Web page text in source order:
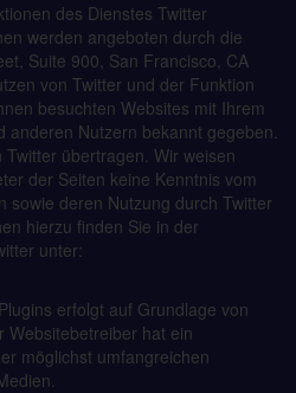
des Dienstes Twitter
werden angeboten durch die
Suite 900, San Francisco, CA
von Twitter und der Funktion
besuchten Websites mit Ihrem
anderen Nutzern bekannt gegeben.
übertragen. Wir weisen
der Seiten keine Kenntnis vom
sowie deren Nutzung durch Twitter
hierzu finden Sie in der
unter:
erfolgt auf Grundlage von
Websitebetreiber hat ein
möglichst umfangreichen